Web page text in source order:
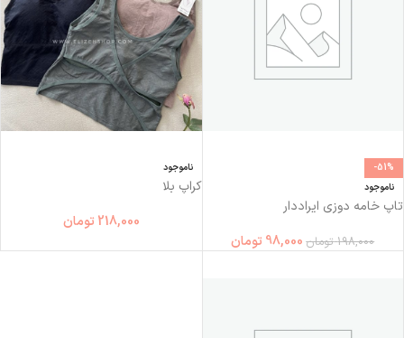
-51%
ناموجود
تاپ خامه دوزی ایراددار
198,000 تومان 98,000 تومان
ناموجود
کراپ بلا
218,000 تومان